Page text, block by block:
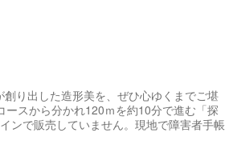
り出した造形美を、ぜひ心ゆくまでご堪
スから分かれ120ｍを約10分で進む「探
ンで販売していません。現地で障害者手帳